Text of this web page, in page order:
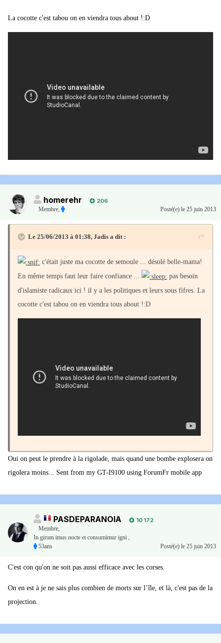
La cocotte c'est tabou on en viendra tous about !:D
homerehr
206
Membre, Posté(e) le 25 juin 2013
Le 25/06/2013 à 01:38, Jadis a dit :
c'était juste ma cocotte de semoule ... désolé belle-mama!
En même temps faut leur faire confiance ...
pas besoin
d'islamiste radicaux ici ! il y a les politiques et leurs sous fifres. La
cocotte c'est tabou on en viendra tous about !:D
Oui on peut le prendre à la rigolade, mais quand une bombe explosera on
rigolera moins... Sent from my GT-I9100 using ForumFr mobile app
PASDEPARANOIA
10 172
Membre,
In girum imus nocte et consumimur igni ,
53ans
Posté(e) le 25 juin 2013
C'est con qu'on ne soit pas aussi efficace avec les corses.
On en est à je ne sais plus combien de morts sur l’île, et là, c'est pas de la
projection.